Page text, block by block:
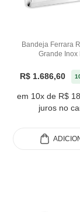
Bandeja Ferrara
Grande Inox
R$ 1.686,60
em 10x de R$
juros no